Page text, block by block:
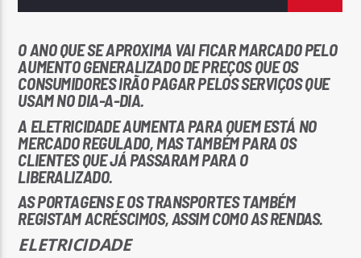
Rádio No ar
O ANO QUE SE APROXIMA VAI FICAR MARCADO PELO
AUMENTO GENERALIZADO DE PREÇOS QUE OS
CONSUMIDORES IRÃO PAGAR PELOS SERVIÇOS QUE
USAM NO DIA-A-DIA.
A ELETRICIDADE AUMENTA PARA QUEM ESTÁ NO
MERCADO REGULADO, MAS TAMBÉM PARA OS
CLIENTES QUE JÁ PASSARAM PARA O
LIBERALIZADO.
AS PORTAGENS E OS TRANSPORTES TAMBÉM
REGISTAM ACRÉSCIMOS, ASSIM COMO AS RENDAS.
ELETRICIDADE